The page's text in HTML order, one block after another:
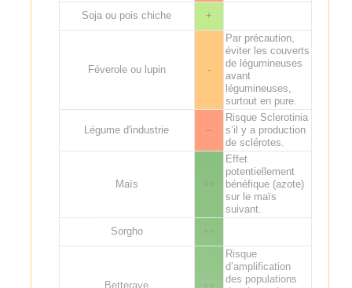
Soja ou pois chiche
+
Féverole ou lupin -
Par précaution,
éviter les couverts
de légumineuses
avant
légumineuses,
surtout en pure.
Légume d'industrie --
Risque Sclerotinia
s’il y a production
de sclérotes.
Maïs ++
Effet
potentiellement
bénéfique (azote)
sur le maïs
suivant.
Sorgho
++
Betterave ++
Risque
d’amplification
des populations